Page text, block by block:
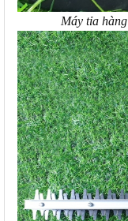
Máy tỉa